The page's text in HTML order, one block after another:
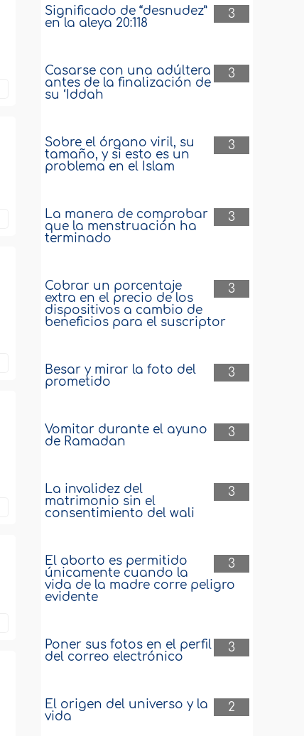
3
Significado de “desnudez”
en la aleya 20:118
3
Casarse con una adúltera
antes de la finalización de
su ‘Iddah
3
Sobre el órgano viril, su
tamaño, y si esto es un
problema en el Islam
3
La manera de comprobar
que la menstruación ha
terminado
3
Cobrar un porcentaje
extra en el precio de los
dispositivos a cambio de
beneficios para el suscriptor
3
Besar y mirar la foto del
prometido
3
Vomitar durante el ayuno
de Ramadan
3
La invalidez del
matrimonio sin el
consentimiento del wali
3
El aborto es permitido
únicamente cuando la
vida de la madre corre peligro
evidente
3
Poner sus fotos en el perfil
del correo electrónico
2
El origen del universo y la
vida